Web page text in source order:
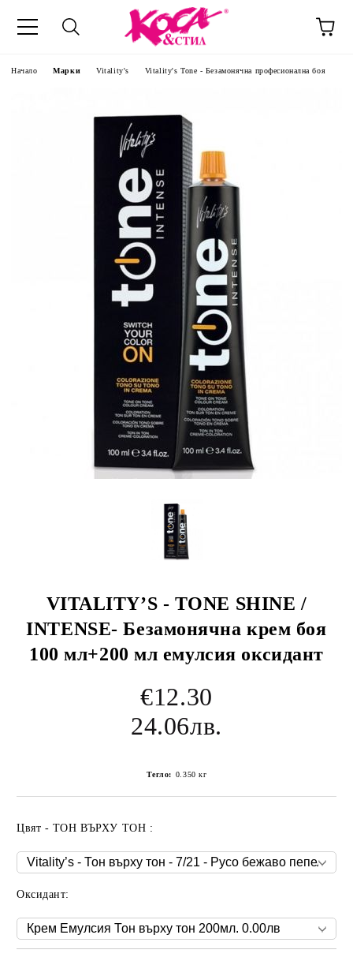
Начало Марки Vitality's Vitality's Tone - Безамонячна професионална боя
VITALITY’S - TONE SHINE /
INTENSE- Безамонячна крем боя
100 мл+200 мл емулсия оксидант
€12.30
24.06лв.
Тегло: 0.350 кг
Цвят - ТОН ВЪРХУ ТОН :
Оксидант: